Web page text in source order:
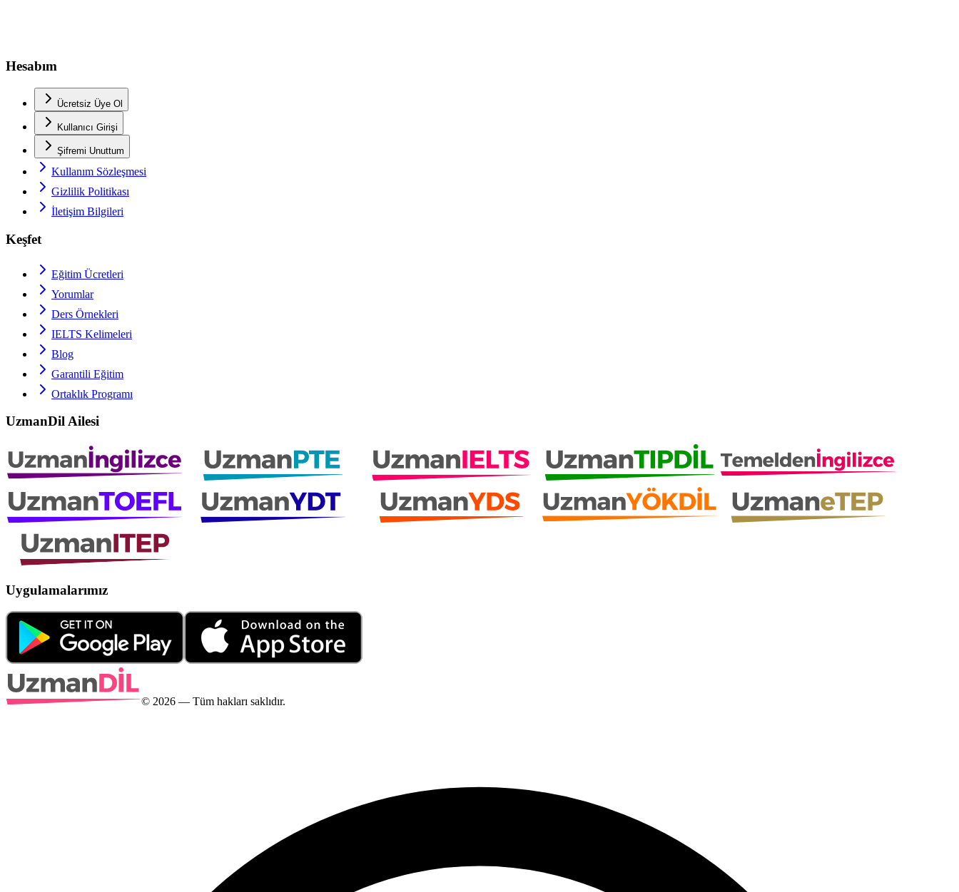
Hesabım
Ücretsiz Üye Ol
Kullanıcı Girişi
Şifremi Unuttum
Kullanım Sözleşmesi
Gizlilik Politikası
İletişim Bilgileri
Keşfet
Eğitim Ücretleri
Yorumlar
Ders Örnekleri
IELTS Kelimeleri
Blog
Garantili Eğitim
Ortaklık Programı
UzmanDil Ailesi
Uygulamalarımız
© 2026 — Tüm hakları saklıdır.